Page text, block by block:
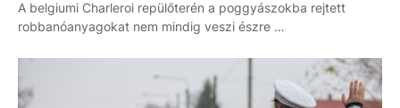
A belgiumi Charleroi repülőterén a poggyászokba rejtett
robbanóanyagokat nem mindig veszi észre …